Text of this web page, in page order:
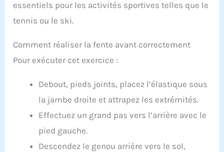
heures.
essentiels pour les activités sportives telles que le
tennis ou le ski.
Comment réaliser la fente avant correctement
Pour exécuter cet exercice :
Debout, pieds joints, placez l’élastique sous
la jambe droite et attrapez les extrémités.
Effectuez un grand pas vers l’arrière avec le
pied gauche.
Descendez le genou arrière vers le sol,